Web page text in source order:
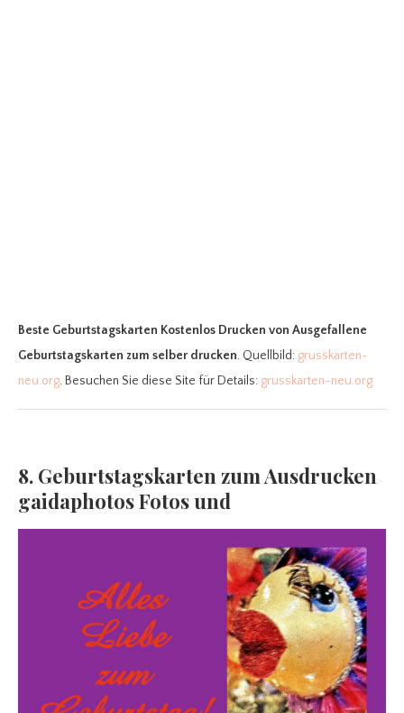
Beste Geburtstagskarten Kostenlos Drucken von Ausgefallene
Geburtstagskarten zum selber drucken. Quellbild: grusskarten-
neu.org. Besuchen Sie diese Site für Details: grusskarten-neu.org
8. Geburtstagskarten zum Ausdrucken
gaidaphotos Fotos und